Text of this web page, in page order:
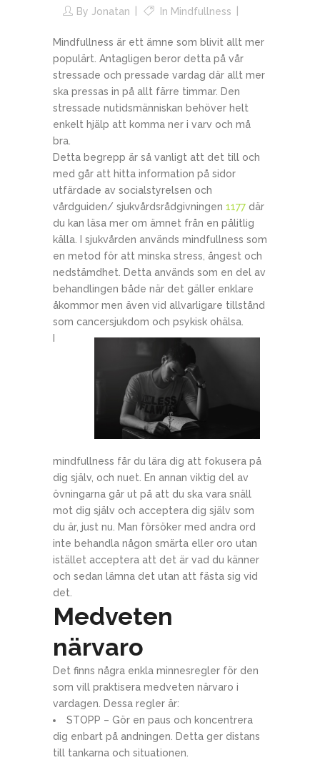
By Jonatan In Mindfullness
Mindfullness är ett ämne som blivit allt mer
populärt. Antagligen beror detta på vår
stressade och pressade vardag där allt mer
ska pressas in på allt färre timmar. Den
stressade nutidsmänniskan behöver helt
enkelt hjälp att komma ner i varv och må
bra.
Detta begrepp är så vanligt att det till och
med går att hitta information på sidor
utfärdade av socialstyrelsen och
vårdguiden/ sjukvårdsrådgivningen 1177 där
du kan läsa mer om ämnet från en pålitlig
källa. I sjukvården används mindfullness som
en metod för att minska stress, ångest och
nedstämdhet. Detta används som en del av
behandlingen både när det gäller enklare
åkommor men även vid allvarligare tillstånd
som cancersjukdom och psykisk ohälsa.
mindfullness får du lära dig att fokusera på
dig själv, och nuet. En annan viktig del av
övningarna går ut på att du ska vara snäll
mot dig själv och acceptera dig själv som
du är, just nu. Man försöker med andra ord
inte behandla någon smärta eller oro utan
istället acceptera att det är vad du känner
och sedan lämna det utan att fästa sig vid
det.
Medveten
närvaro
Det finns några enkla minnesregler för den
som vill praktisera medveten närvaro i
vardagen. Dessa regler är:
STOPP – Gör en paus och koncentrera
dig enbart på andningen. Detta ger distans
till tankarna och situationen.